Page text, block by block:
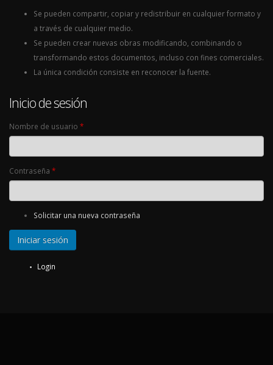
Se pueden compartir, copiar y redistribuir en cualquier formato y
a través de cualquier medio.
Se pueden crear nuevas obras modificando, combinando o
transformando estos documentos, incluso con fines comerciales.
La única condición consiste en reconocer la fuente.
Inicio de sesión
Nombre de usuario *
Contraseña *
Solicitar una nueva contraseña
Login